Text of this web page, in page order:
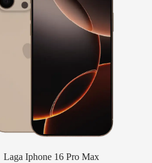
Laga Iphone 16 Pro Max